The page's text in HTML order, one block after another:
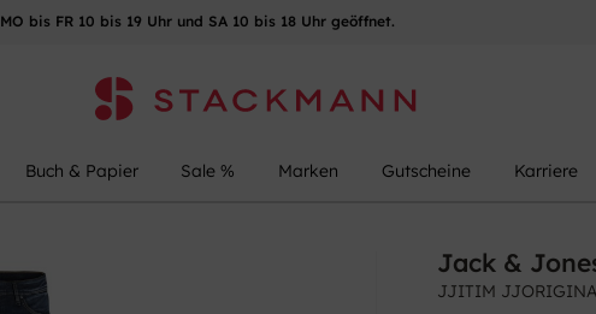
MO bis FR 10 bis 19 Uhr und SA 10 bis 18 Uhr geöffnet.
Buch & Papier Sale % Marken Gutscheine Karriere
Jack &
JJITIM